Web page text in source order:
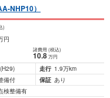
NHP10）
)
円
諸費用 (税込)
10.8 万円
(H29) 走行 1.9万km
備付 保証 あり
検整備有